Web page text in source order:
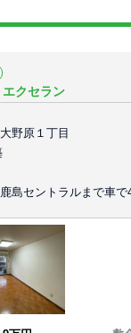
クセラン
野原１丁目
島セントラルまで車で4